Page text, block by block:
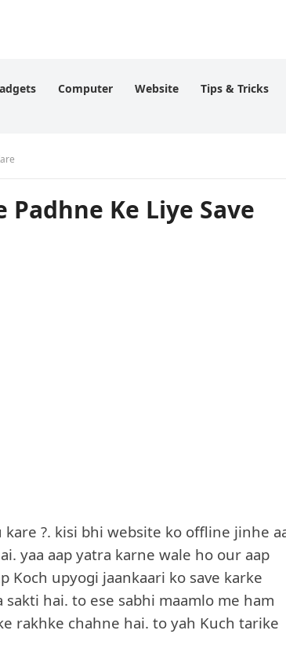
Computer Website Tips & Tricks
Ke Liye Save
?. kisi bhi website ko offline jinhe
yaa aap yatra karne wale ho our aap
Koch upyogi jaankaari ko save karke
hai. to ese sabhi maamlo me ham
rakhke chahne hai. to yah Kuch tarike